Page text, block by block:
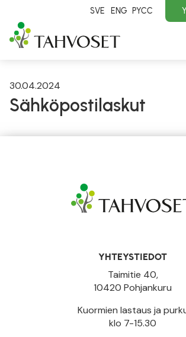
SVE ENG PYCC
30.04.2024
Sähköpostilaskut
YHTEYSTIEDOT
Taimitie 40,
10420 Pohjankuru
Kuormien lastaus ja
klo 7-15.30